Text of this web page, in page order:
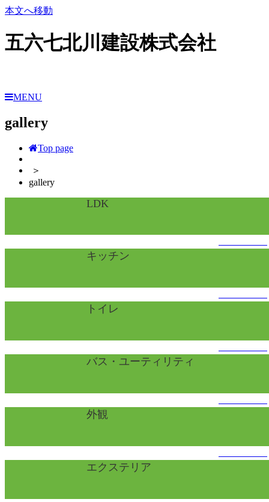
本文へ移動
五六七北川建設株式会社
MENU
gallery
Top page
＞
gallery
LDK
キッチン
トイレ
バス・ユーティリティ
外観
エクステリア